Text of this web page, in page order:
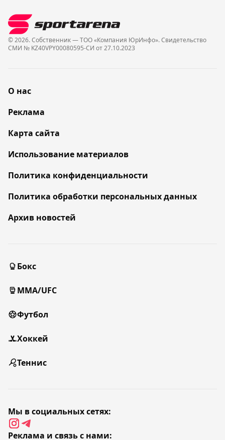
© 2026. Собственник — ТОО «Компания ЮрИнфо». Cвидетельство
СМИ № KZ40VPY00080595-СИ от 27.10.2023
О нас
Реклама
Карта сайта
Использование материалов
Политика конфиденциальности
Политика обработки персональных данных
Архив новостей
Бокс
MMA/UFC
Футбол
Хоккей
Теннис
Мы в социальных сетях:
Реклама и связь с нами: